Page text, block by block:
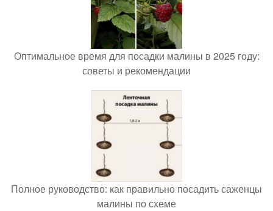
Оптимальное время для посадки малины в 2025 году:
советы и рекомендации
Полное руководство: как правильно посадить саженцы
малины по схеме